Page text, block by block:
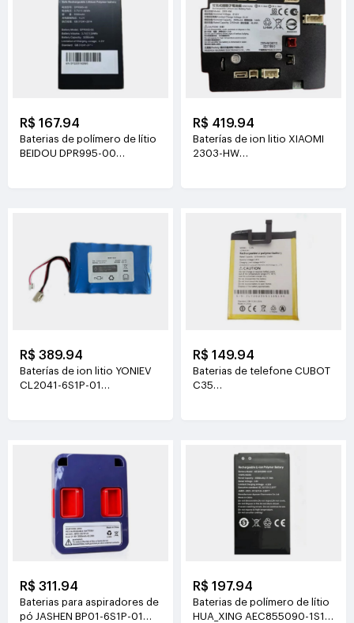
R$ 167.94
Baterias de polímero de lítio
BEIDOU DPR995-00
R$ 419.94
Baterías de ion litio XIAOMI
2303-HW
R$ 389.94
Baterías de ion litio YONIEV
CL2041-6S1P-01
R$ 149.94
Baterias de telefone CUBOT
C35
R$ 311.94
Baterias para aspiradores de
pó JASHEN BP01-6S1P-01
R$ 197.94
Baterias de polímero de lítio
HUA_XING AEC855090-1S1P